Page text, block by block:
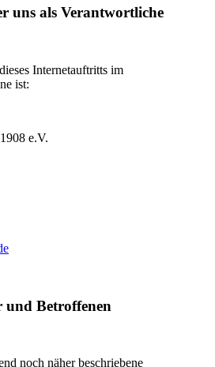
uns als Verantwortliche
Internetauftritts im
ist:
e.V.
und Betroffenen
noch näher beschriebene